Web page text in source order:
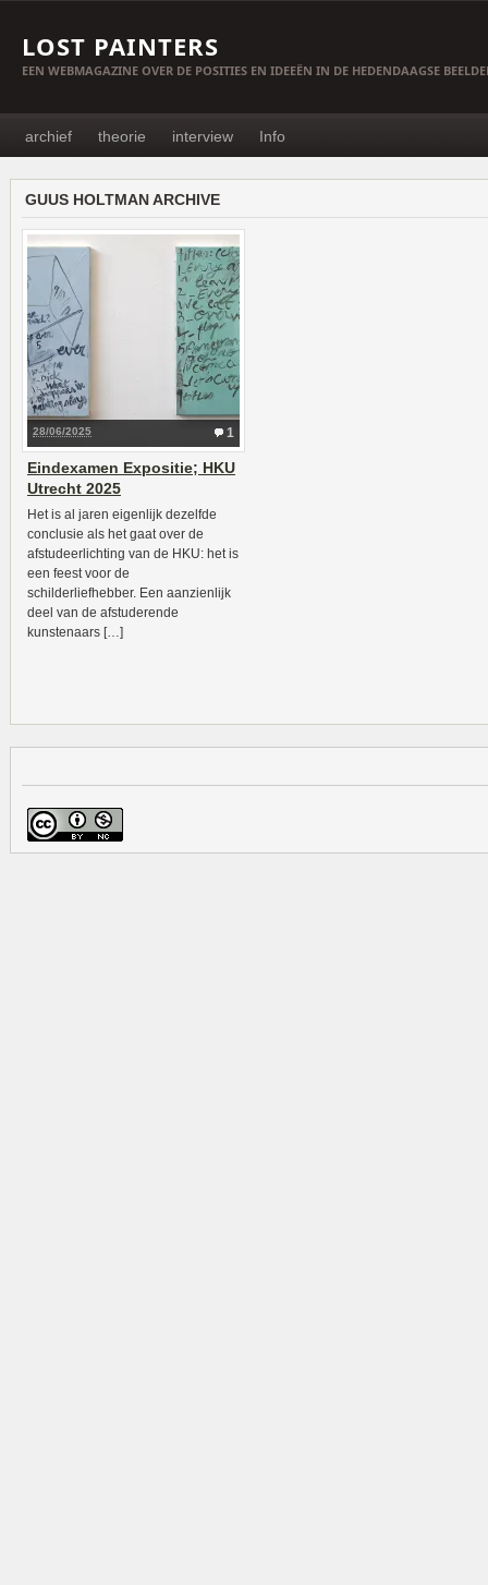
LOST PAINTERS
EEN WEBMAGAZINE OVER DE POSITIES EN IDEEËN IN DE HEDENDAAGSE
archief theorie interview Info
GUUS HOLTMAN ARCHIVE
1
28/06/2025
Eindexamen Expositie; HKU
Utrecht 2025
Het is al jaren eigenlijk dezelfde
conclusie als het gaat over de
afstudeerlichting van de HKU: het is
een feest voor de
schilderliefhebber. Een aanzienlijk
deel van de afstuderende
kunstenaars […]